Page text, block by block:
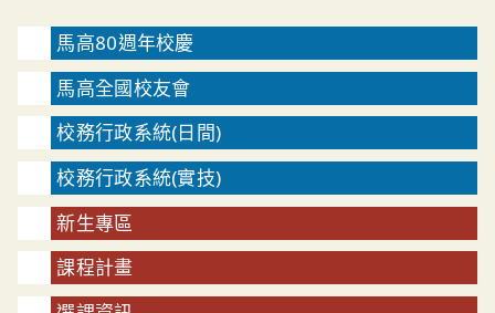
馬高80週年校慶
馬高全國校友會
校務行政系統(日間)
校務行政系統(實技)
新生專區
課程計畫